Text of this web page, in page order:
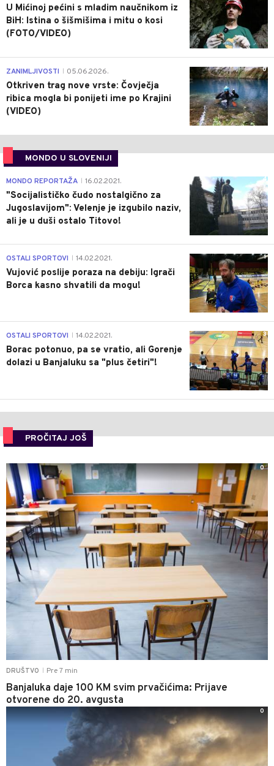
U Mićinoj pećini s mladim naučnikom iz
BiH: Istina o šišmišima i mitu o kosi
(FOTO/VIDEO)
0
ZANIMLJIVOSTI 05.06.2026.
Otkriven trag nove vrste: Čovječja
ribica mogla bi ponijeti ime po Krajini
(VIDEO)
MONDO U SLOVENIJI
4
MONDO REPORTAŽA 16.02.2021.
"Socijalističko čudo nostalgično za
Jugoslavijom": Velenje je izgubilo naziv,
ali je u duši ostalo Titovo!
1
OSTALI SPORTOVI 14.02.2021.
Vujović poslije poraza na debiju: Igrači
Borca kasno shvatili da mogu!
3
OSTALI SPORTOVI 14.02.2021.
Borac potonuo, pa se vratio, ali Gorenje
dolazi u Banjaluku sa "plus četiri"!
PROČITAJ JOŠ
DRUŠTVO Pre 7 min
Banjaluka daje 100 KM svim prvačićima: Prijave
otvorene do 20. avgusta
0
0